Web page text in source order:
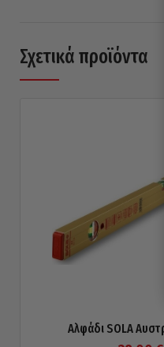
Σχετικά προϊόντα
Αλφάδι SOLA